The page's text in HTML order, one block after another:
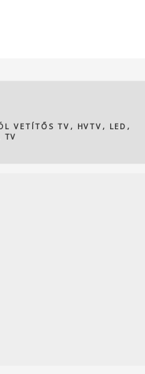
VETÍTŐS TV , HVTV , LED ,
TV